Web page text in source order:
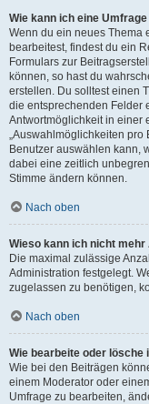
Wie kann ich eine
Wenn du ein neues Thema
bearbeitest, findest du ein
Formulars zur
können, so hast du
erstellen. Du solltest einen
die entsprechenden Felder
Antwortmöglichkeit in einer
„Auswahlmöglichkeiten pro
Benutzer auswählen kann,
dabei eine zeitlich
Stimme ändern können.
Nach oben
Wieso kann ich nicht
Die maximal zulässige
Administration festgelegt.
zugelassen zu benötigen,
Nach oben
Wie bearbeite oder lösche
Wie bei den Beiträgen
einem Moderator oder
Umfrage zu bearbeiten,